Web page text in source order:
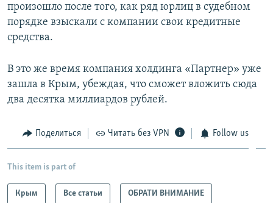
произошло после того, как ряд юрлиц в судебном
порядке взыскали с компании свои кредитные
средства.
В это же время компания холдинга «Партнер» уже
зашла в Крым, убеждая, что сможет вложить сюда
два десятка миллиардов рублей.
Поделиться Читать без VPN Follow us
This item is part of
Крым Все статьи ОБРАТИ ВНИМАНИЕ